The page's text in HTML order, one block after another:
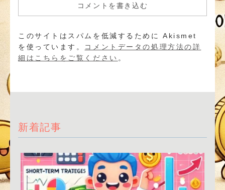
コメントを書き込む
このサイトはスパムを低減するために Akismet
を使っています。 コメントデータの処理方法の詳
細はこちらをご覧ください 。
新着記事